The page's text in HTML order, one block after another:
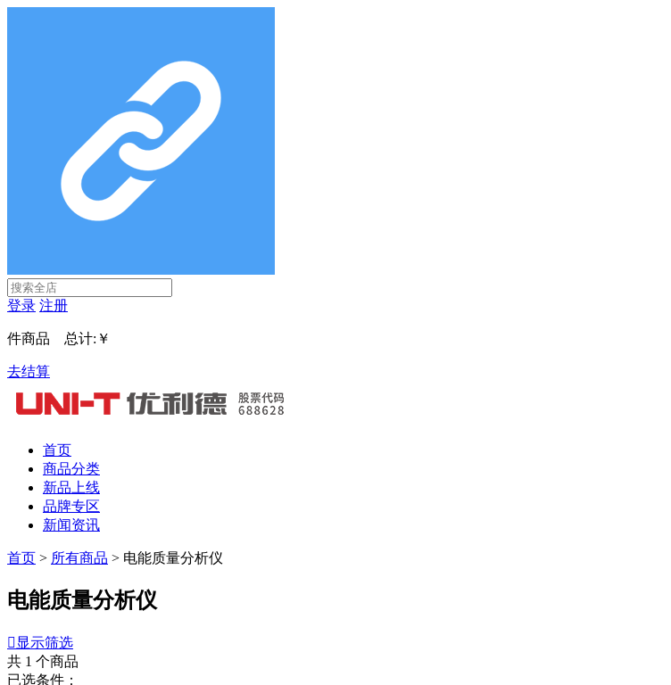
登录 注册
件商品 总计: ￥
去结算
首页
商品分类
新品上线
品牌专区
新闻资讯
首页 > 所有商品 > 电能质量分析仪
电能质量分析仪
 显示筛选
共 1 个商品
已选条件：